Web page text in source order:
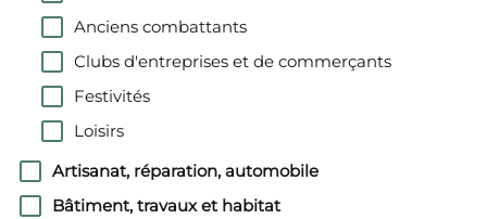
Anciens combattants
Clubs d'entreprises et de commerçants
Festivités
Loisirs
Artisanat, réparation, automobile
Bâtiment, travaux et habitat